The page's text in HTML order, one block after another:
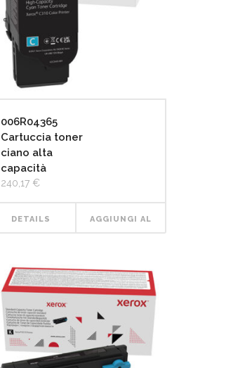
006R04365
Cartuccia toner
ciano alta
capacità
240,17 €
DETAILS AGGIUNGI AL